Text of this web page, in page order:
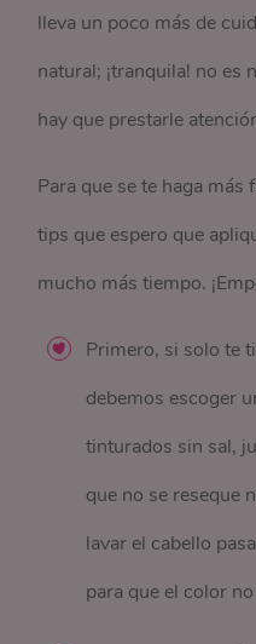
lleva un poco más de
natural; ¡tranquila! no es
hay que prestarle
Para que se te haga
tips que espero que
mucho más tiempo.
Primero, si solo te
debemos escoger
tinturados sin sal,
que no se reseque
lavar el cabello
para que el color